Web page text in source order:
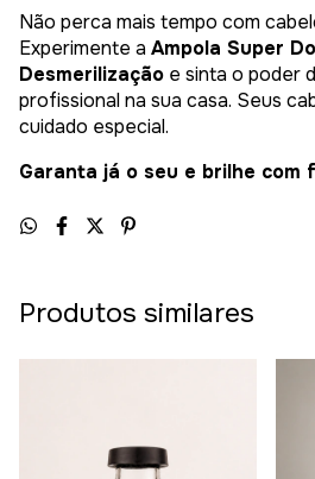
Não perca mais tempo com
Experimente a Ampola Super
Desmerilização e sinta o poder
profissional na sua casa. Seus
cuidado especial.
Garanta já o seu e brilhe com
Produtos similares